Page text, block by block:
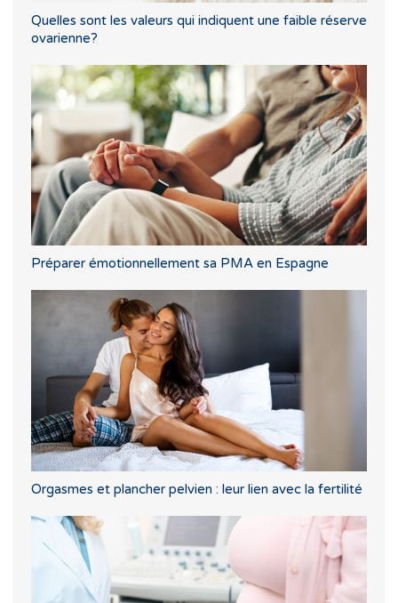
Quelles sont les valeurs qui indiquent une faible réserve
ovarienne?
Préparer émotionnellement sa PMA en Espagne
Orgasmes et plancher pelvien : leur lien avec la fertilité